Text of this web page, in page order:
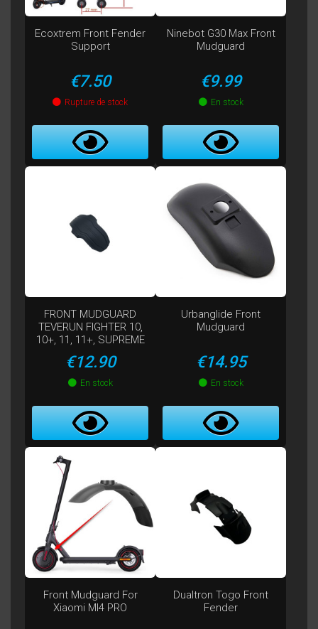
Ecoxtrem Front Fender
Support
Price
€7.50
Rupture de stock
Ninebot G30 Max Front
Mudguard
Price
€9.99
En stock
FRONT MUDGUARD
TEVERUN FIGHTER 10,
10+, 11, 11+, SUPREME
Price
€12.90
En stock
Urbanglide Front
Mudguard
Price
€14.95
En stock
Front Mudguard For
Xiaomi MI4 PRO
Dualtron Togo Front
Fender